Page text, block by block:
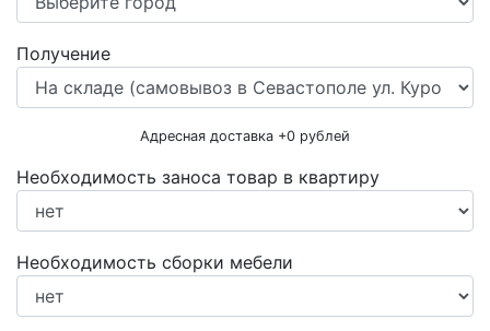
Получение
Адресная доставка +0 рублей
Необходимость заноса товар в квартиру
Необходимость сборки мебели